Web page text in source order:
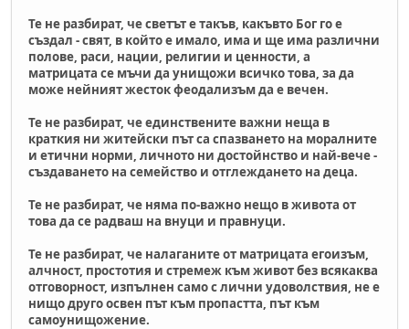
Те не разбират, че светът е такъв, какъвто Бог го е
създал - свят, в който е имало, има и ще има различни
полове, раси, нации, религии и ценности, а
матрицата се мъчи да унищожи всичко това, за да
може нейният жесток феодализъм да е вечен.
Те не разбират, че единствените важни неща в
краткия ни житейски път са спазването на моралните
и етични норми, личното ни достойнство и най-вече -
създаването на семейство и отглеждането на деца.
Те не разбират, че няма по-важно нещо в живота от
това да се радваш на внуци и правнуци.
Те не разбират, че налаганите от матрицата егоизъм,
алчност, простотия и стремеж към живот без всякаква
отговорност, изпълнен само с лични удоволствия, не е
нищо друго освен път към пропастта, път към
самоунищожение.